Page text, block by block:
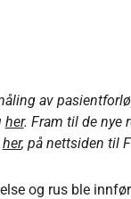
av
her. Fram til de nye
her, på nettsiden til
og rus ble